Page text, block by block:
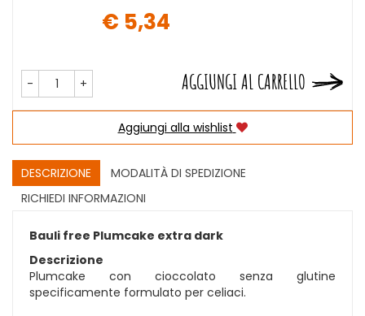
€ 5,34
- + AGGIUNGI AL CARRELLO
Aggiungi alla wishlist
DESCRIZIONE
MODALITÀ DI SPEDIZIONE
RICHIEDI INFORMAZIONI
Bauli free Plumcake extra dark
Descrizione
Plumcake con cioccolato senza glutine
specificamente formulato per celiaci.